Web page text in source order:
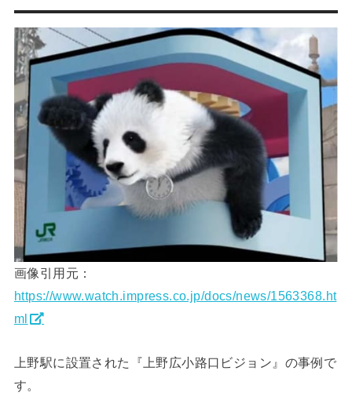
画像引用元：
https://www.watch.impress.co.jp/docs/news/1563368.ht
ml
上野駅に設置された『上野広小路口ビジョン』の事例で
す。